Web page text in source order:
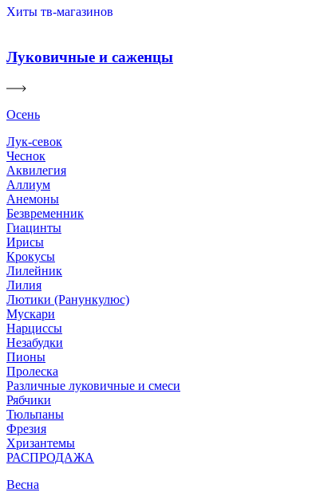
Хиты тв-магазинов
Луковичные и саженцы
Осень
Лук-севок
Чеснок
Аквилегия
Аллиум
Анемоны
Безвременник
Гиацинты
Ирисы
Крокусы
Лилейник
Лилия
Лютики (Ранункулюс)
Мускари
Нарцисcы
Незабудки
Пионы
Пролеска
Различные луковичные и смеси
Рябчики
Тюльпаны
Фрезия
Хризантемы
РАСПРОДАЖА
Весна